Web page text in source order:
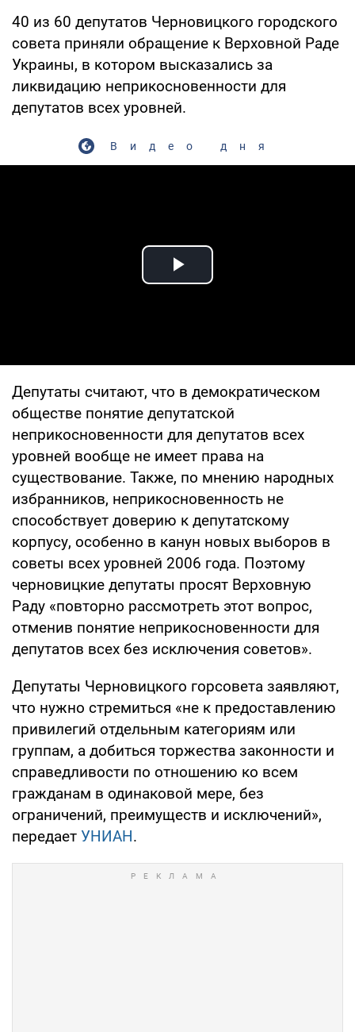
40 из 60 депутатов Черновицкого городского
совета приняли обращение к Верховной Раде
Украины, в котором высказались за
ликвидацию неприкосновенности для
депутатов всех уровней.
Видео дня
Play Video
Депутаты считают, что в демократическом
обществе понятие депутатской
неприкосновенности для депутатов всех
уровней вообще не имеет права на
существование. Также, по мнению народных
избранников, неприкосновенность не
способствует доверию к депутатскому
корпусу, особенно в канун новых выборов в
советы всех уровней 2006 года. Поэтому
черновицкие депутаты просят Верховную
Раду «повторно рассмотреть этот вопрос,
отменив понятие неприкосновенности для
депутатов всех без исключения советов».
Депутаты Черновицкого горсовета заявляют,
что нужно стремиться «не к предоставлению
привилегий отдельным категориям или
группам, а добиться торжества законности и
справедливости по отношению ко всем
гражданам в одинаковой мере, без
ограничений, преимуществ и исключений»,
передает УНИАН.